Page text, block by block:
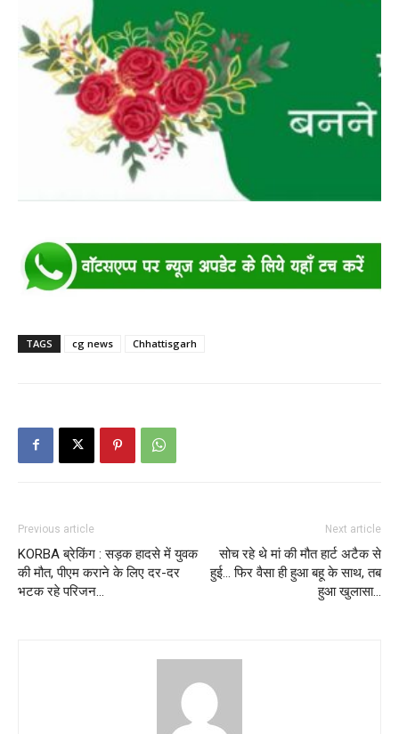
TAGS cg news Chhattisgarh
Previous article
KORBA ब्रेकिंग : सड़क हादसे में युवक
की मौत, पीएम कराने के लिए दर-दर
भटक रहे परिजन…
Next article
सोच रहे थे मां की मौत हार्ट अटैक से
हुई… फिर वैसा ही हुआ बहू के साथ, तब
हुआ खुलासा…